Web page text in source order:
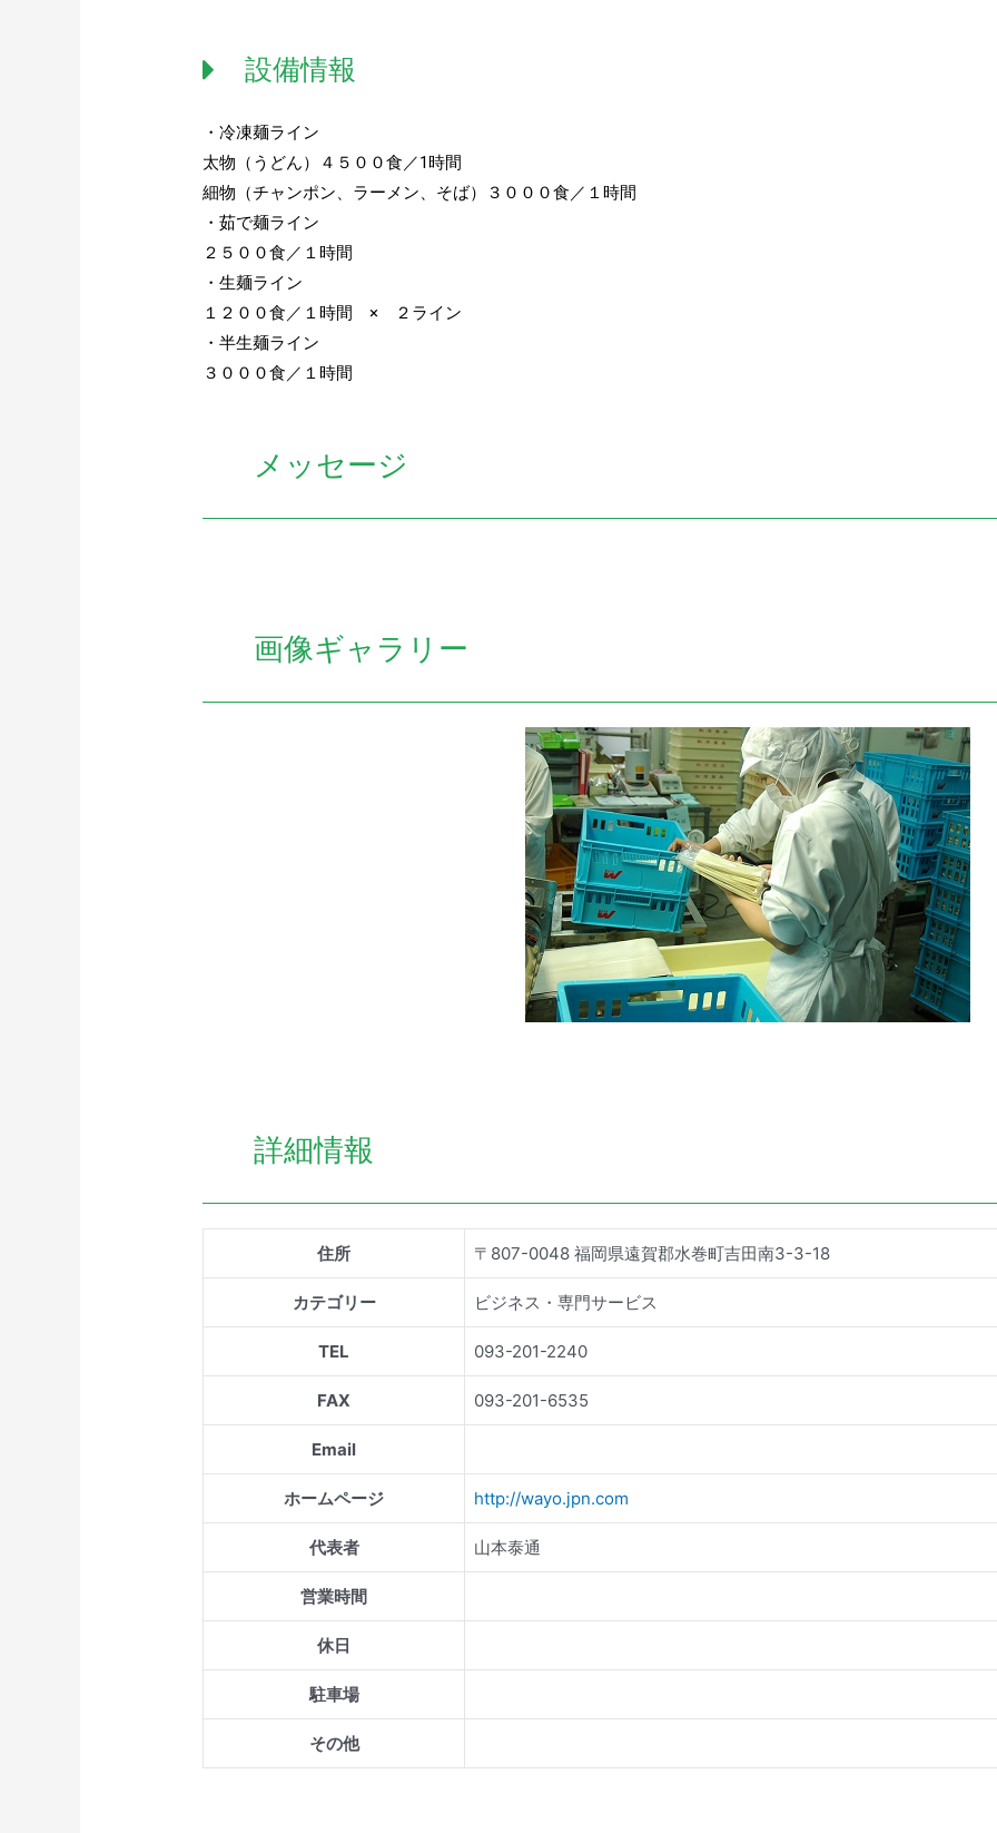
設備情報
・冷凍麺ライン
太物（うどん）４５００食／1時間
細物（チャンポン、ラーメン、そば）３０００食／１時間
・茹で麺ライン
２５００食／１時間
・生麺ライン
１２００食／１時間 × ２ライン
・半生麺ライン
３０００食／１時間
メッセージ
画像ギャラリー
詳細情報
住所 〒807-0048 福岡県遠賀郡水巻町吉田南3-3-18
カテゴリー ビジネス・専門サービス
TEL 093-201-2240
FAX 093-201-6535
Email
ホームページ http://wayo.jpn.com
代表者 山本泰通
営業時間
休日
駐車場
その他